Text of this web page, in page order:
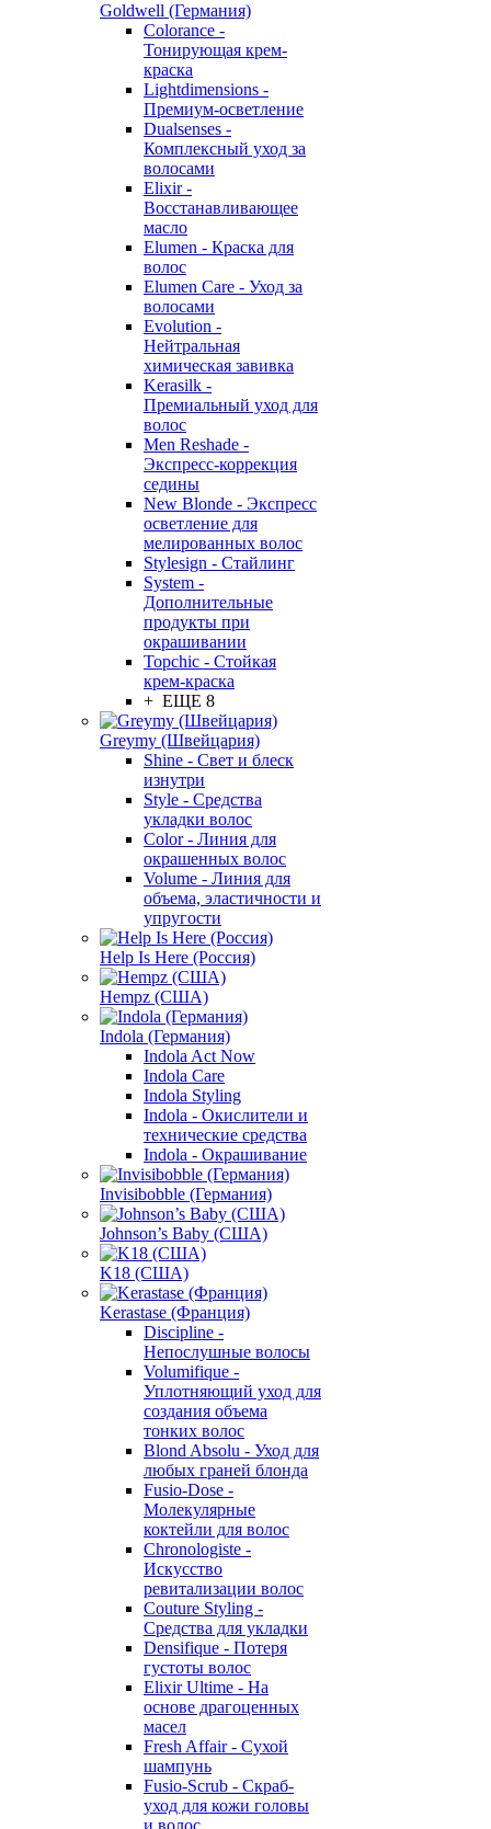
Goldwell (Германия)
Colorance -
Тонирующая крем-
краска
Lightdimensions -
Премиум-осветление
Dualsenses -
Комплексный уход за
волосами
Elixir -
Восстанавливающее
масло
Elumen - Краска для
волос
Elumen Care - Уход за
волосами
Evolution -
Нейтральная
химическая завивка
Kerasilk -
Премиальный уход для
волос
Men Reshade -
Экспресс-коррекция
седины
New Blonde - Экспресс
осветление для
мелированных волос
Stylesign - Стайлинг
System -
Дополнительные
продукты при
окрашивании
Topchic - Стойкая
крем-краска
+ ЕЩЕ 8
Greymy (Швейцария)
Shine - Свет и блеск
изнутри
Style - Средства
укладки волос
Color - Линия для
окрашенных волос
Volume - Линия для
объема, эластичности и
упругости
Help Is Here (Россия)
Hempz (США)
Indola (Германия)
Indola Act Now
Indola Care
Indola Styling
Indola - Окислители и
технические средства
Indola - Окрашивание
Invisibobble (Германия)
Johnson’s Baby (США)
K18 (США)
Kerastase (Франция)
Discipline -
Непослушные волосы
Volumifique -
Уплотняющий уход для
создания объема
тонких волос
Blond Absolu - Уход для
любых граней блонда
Fusio-Dose -
Молекулярные
коктейли для волос
Chronologiste -
Искусство
ревитализации волос
Couture Styling -
Средства для укладки
Densifique - Потеря
густоты волос
Elixir Ultime - На
основе драгоценных
масел
Fresh Affair - Сухой
шампунь
Fusio-Scrub - Скраб-
уход для кожи головы
и волос